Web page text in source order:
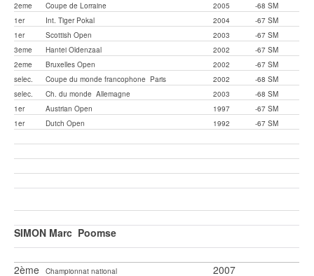
2eme
Coupe de Lorraine 2005
-68 SM
1er
Int. Tiger Pokal 2004
-67 SM
1er
Scottish Open 2003
-67 SM
3eme
Hantei Oldenzaal 2002
-67 SM
2eme
Bruxelles Open 2002
-67 SM
selec.
Coupe du monde francophone Paris 2002
-68 SM
selec.
Ch. du monde Allemagne 2003
-68 SM
1er
Austrian Open 1997
-67 SM
1er
Dutch Open 1992 -67 SM
SIMON Marc Poomse
2ème Championnat national 2007